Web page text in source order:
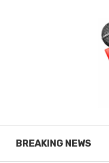
BREAKING NEWS